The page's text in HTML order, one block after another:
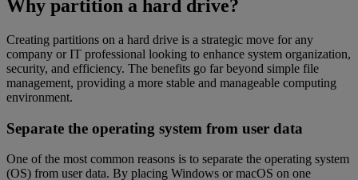
Why partition a hard drive?
Creating partitions on a hard drive is a strategic move for any
company or IT professional looking to enhance system organization,
security, and efficiency. The benefits go far beyond simple file
management, providing a more stable and manageable computing
environment.
Separate the operating system from user data
One of the most common reasons is to separate the operating system
(OS) from user data. By placing Windows or macOS on one